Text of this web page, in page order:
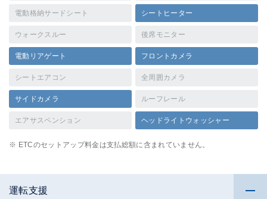
電動格納サードシート シートヒーター
ウォークスルー 後席モニター
電動リアゲート フロントカメラ
シートエアコン 全周囲カメラ
サイドカメラ ルーフレール
エアサスペンション ヘッドライトウォッシャー
※ ETCのセットアップ料金は支払総額に含まれていません。
運転支援